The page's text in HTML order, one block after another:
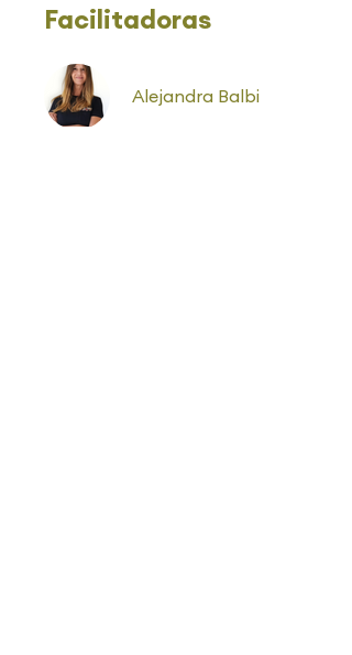
Facilitadoras
Alejandra Balbi